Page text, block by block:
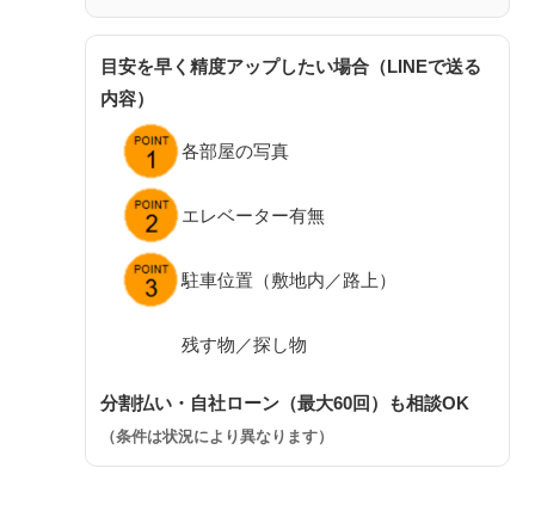
目安を早く精度アップしたい場合（LINEで送る
内容）
各部屋の写真
エレベーター有無
駐車位置（敷地内／路上）
残す物／探し物
分割払い・自社ローン（最大60回）も相談OK
（条件は状況により異なります）